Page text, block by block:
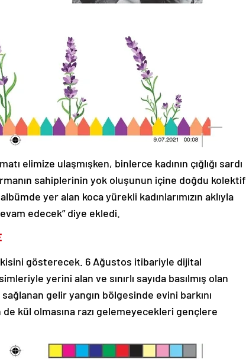
elimize ulaşmışken, binlerce kadının çığlığı sardı
sahiplerinin yok oluşunun içine doğdu kolektif
yer alan koca yürekli kadınlarımızın aklıyla
edecek” diye ekledi.
gösterecek. 6 Ağustos itibariyle dijital
yerini alan ve sınırlı sayıda basılmış olan
gelir yangın bölgesinde evini barkını
kül olmasına razı gelemeyecekleri gençlere